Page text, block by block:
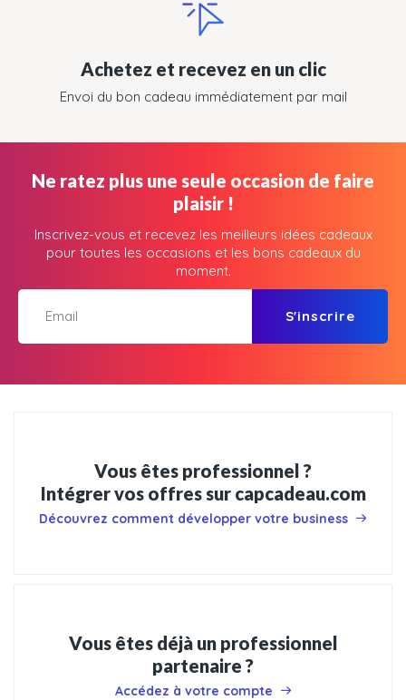
Achetez et recevez en un clic
Envoi du bon cadeau immédiatement par mail
Ne ratez plus une seule occasion de faire
plaisir !
Inscrivez-vous et recevez les meilleurs idées cadeaux
pour toutes les occasions et les bons cadeaux du
moment.
S'inscrire
Vous êtes professionnel ?
Intégrer vos offres sur capcadeau.com
Découvrez comment développer votre business
Vous êtes déjà un professionnel
partenaire ?
Accédez à votre compte